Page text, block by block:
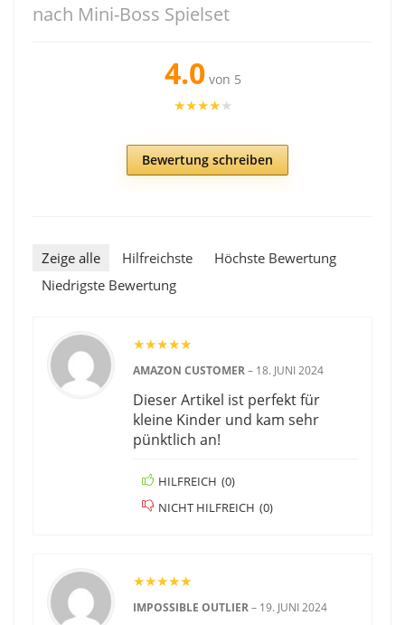
nach Mini-Boss Spielset
4.0 von 5
★★★★★
Bewertung schreiben
Zeige alle Hilfreichste
Höchste Bewertung
Niedrigste Bewertung
★★★★★
AMAZON CUSTOMER– 18. JUNI 2024
Dieser Artikel ist perfekt für
kleine Kinder und kam sehr
pünktlich an!
HILFREICH (0)
NICHT HILFREICH (0)
★★★★★
IMPOSSIBLE OUTLIER– 19. JUNI 2024